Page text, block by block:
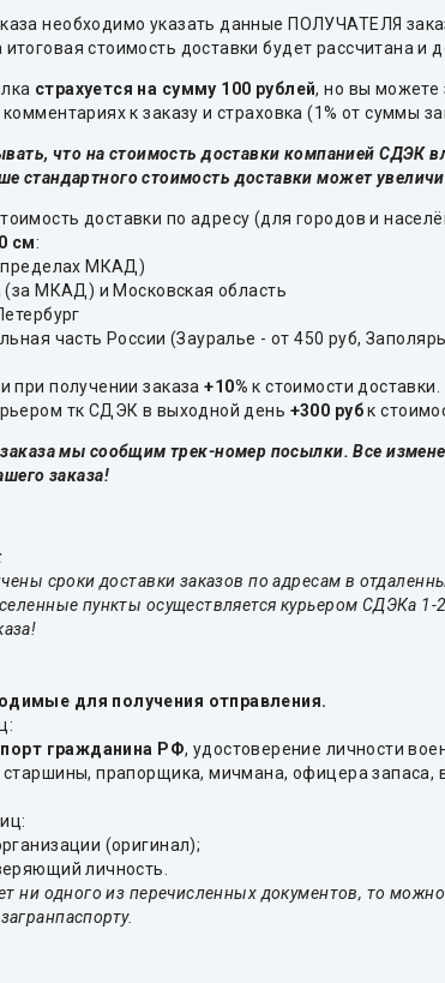
необходимо указать данные ПОЛУЧАТЕЛЯ
стоимость доставки будет рассчитана и
страхуется на сумму 100 рублей, но вы можете
к заказу и страховка (1% от суммы
что на стоимость доставки компанией СДЭК
стандартного стоимость доставки может
доставки по адресу (для городов и
см:
МКАД)
(за МКАД) и Московская область
часть России (Зауралье - от 450 руб,
при получении заказа+10% к стоимости доставки.
тк СДЭК в выходной день +300 рубк
мы сообщим трек-номер посылки. Все
заказа!
сроки доставки заказов по адресам в
пункты осуществляется курьером СДЭКа
для получения отправления.
гражданина РФ, удостоверение личности
прапорщика, мичмана, офицера запаса,
(оригинал);
личность.
ни одного из перечисленных документов, то